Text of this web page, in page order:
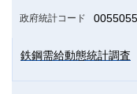
政府統計コード
鉄鋼需給動態統計調査